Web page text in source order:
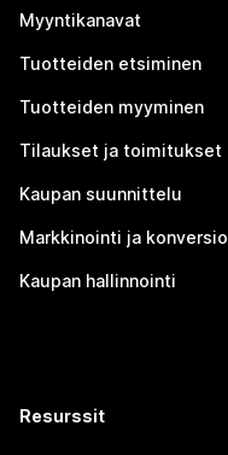
Myyntikanavat
Tuotteiden etsiminen
Tuotteiden myyminen
Tilaukset ja toimitukset
Kaupan suunnittelu
Markkinointi ja konversio
Kaupan hallinnointi
Resurssit